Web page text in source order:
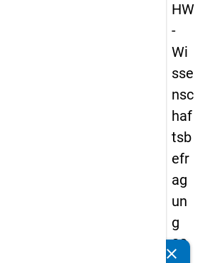
HW
-
Wi
sse
nsc
haf
tsb
efr
ag
un
g
20
clear